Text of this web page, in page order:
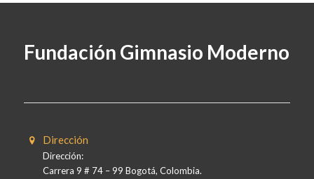
Fundación Gimnasio Moderno
Dirección
Dirección:
Carrera 9 # 74 – 99 Bogotá, Colombia.